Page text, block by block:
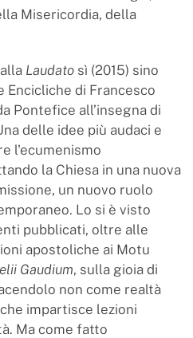
Misericordia, della
Laudato sì (2015) sino
Encicliche di Francesco
Pontefice all’insegna di
delle idee più audaci e
l'ecumenismo
la Chiesa in una nuova
un nuovo ruolo
Lo si è visto
pubblicati, oltre alle
apostoliche ai Motu
Gaudium, sulla gioia di
non come realtà
impartisce lezioni
Ma come fatto